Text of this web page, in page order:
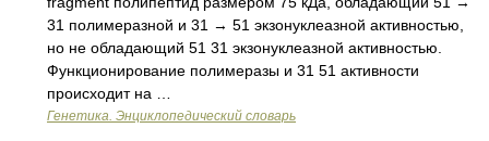
31 полимеразной и 31 → 51 экзонуклеазной активностью,
но не обладающий 51 31 экзонуклеазной активностью.
Функционирование полимеразы и 31 51 активности
происходит на …
Генетика. Энциклопедический словарь